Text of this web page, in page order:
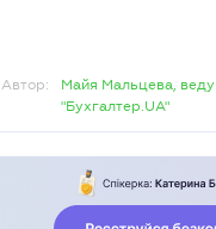
Автор:
Майя Мальцева,
"Бухгалтер.UA"